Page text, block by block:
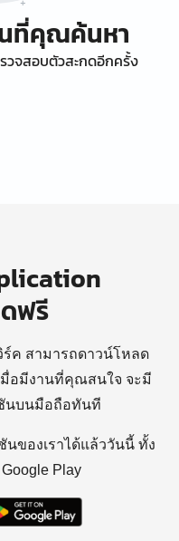
ที่คุณค้นหา
วจสอบตัวสะกดอีกครั้ง
ฟรี
ร์ค สามารถดาวน์โหลด
มื่อมีงานที่คุณสนใจ จะมี
นบนมือถือทันที
นของเราได้แล้ววันนี้ ทั้ง
Play